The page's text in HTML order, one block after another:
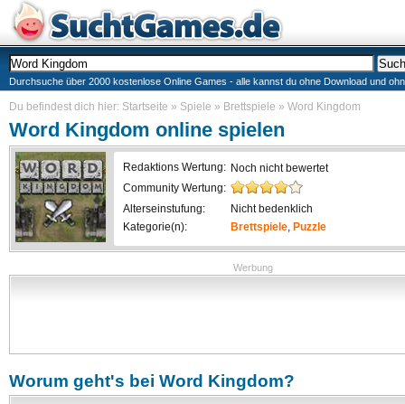
Durchsuche über 2000 kostenlose Online Games - alle kannst du ohne Download und
Du befindest dich hier: Startseite » Spiele » Brettspiele » Word Kingdom
Word Kingdom online spielen
Redaktions Wertung: Noch nicht bewertet
Community Wertung:
Alterseinstufung:
Nicht bedenklich
Kategorie(n):
Brettspiele, Puzzle
Werbung
Worum geht's bei Word Kingdom?